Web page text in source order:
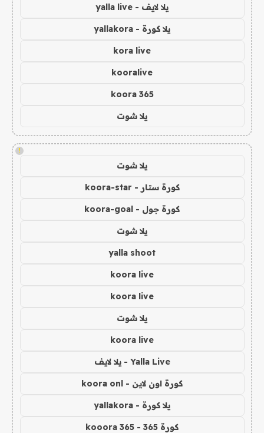
يلا لايف - yalla live
يلا كورة - yallakora
kora live
kooralive
koora 365
يلا شوت
!
يلا شوت
كورة ستار - koora-star
كورة جول - koora-goal
يلا شوت
yalla shoot
koora live
koora live
يلا شوت
koora live
Yalla Live - يلا لايف
كورة اون لاين - koora onl
يلا كورة - yallakora
كورة 365 - kooora 365